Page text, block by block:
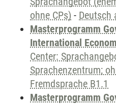
ohne CPs) - Deutsch
Masterprogramm
International
Center:
Sprachenzentrum;
Fremdsprache B1.1
Masterprogramm